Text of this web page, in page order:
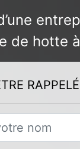
de hotte
RAPPELÉ